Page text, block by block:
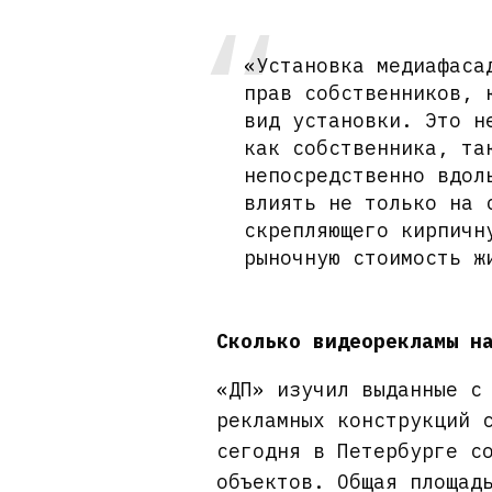
«Установка
прав собственников,
вид установки. Это
как собственника,
непосредственно
влиять не только на
скрепляющего
рыночную стоимость
Сколько видеорекламы
«ДП» изучил выданные
рекламных
сегодня в Петербурге
объектов. Общая